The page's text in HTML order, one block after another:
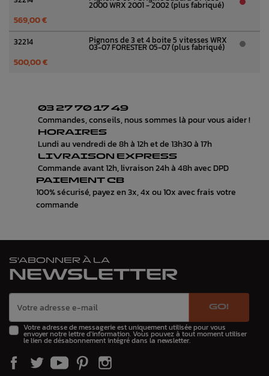
2000 WRX 2001 - 2002 (plus fabriqué)
569,00 €
32214 Pignons de 3 et 4 boite 5 vitesses WRX
03-07 FORESTER 05-07 (plus fabriqué)
500,00 €
03 27 70 17 49
Commandes, conseils, nous sommes là pour vous aider !
HORAIRES
Lundi au vendredi de 8h à 12h et de 13h30 à 17h
LIVRAISON EXPRESS
Commande avant 12h, livraison 24h à 48h avec DPD
PAIEMENT CB
100% sécurisé, payez en 3x, 4x ou 10x avec frais votre
commande
S'ABONNER À LA
NEWSLETTER
GO!
Votre adresse de messagerie est uniquement utilisée pour vous
envoyer notre lettre d'information. Vous pouvez à tout moment utiliser
le lien de désabonnement intégré dans la newsletter.